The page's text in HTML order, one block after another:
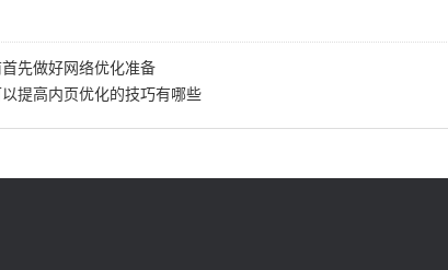
先做好网络优化准备
提高内页优化的技巧有哪些